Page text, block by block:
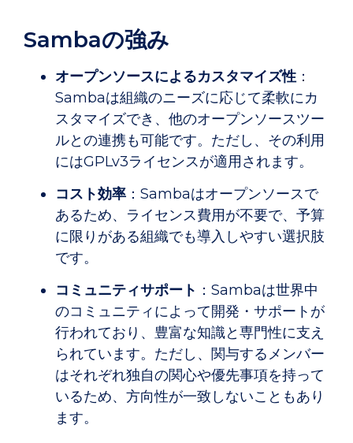
Sambaの強み
オープンソースによるカスタマイズ性 ：
Sambaは組織のニーズに応じて柔軟にカ
スタマイズでき、他のオープンソースツー
ルとの連携も可能です。ただし、その利用
にはGPLv3ライセンスが適用されます。
コスト効率 ：Sambaはオープンソースで
あるため、ライセンス費用が不要で、予算
に限りがある組織でも導入しやすい選択肢
です。
コミュニティサポート ：Sambaは世界中
のコミュニティによって開発・サポートが
行われており、豊富な知識と専門性に支え
られています。ただし、関与するメンバー
はそれぞれ独自の関心や優先事項を持って
いるため、方向性が一致しないこともあり
ます。